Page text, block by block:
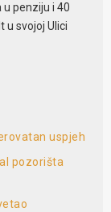
u penziju i 40
u svojoj Ulici
uspjeh
pozorišta